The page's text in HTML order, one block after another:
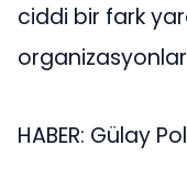
ciddi bir fark
HABER: Gülay